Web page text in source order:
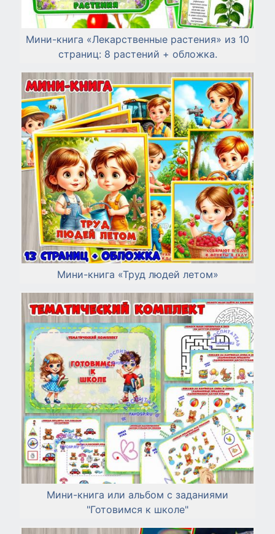
Мини-книга «Лекарственные растения» из 10
страниц: 8 растений + обложка.
Мини-книга «Труд людей летом»
Мини-книга или альбом с заданиями
"Готовимся к школе"